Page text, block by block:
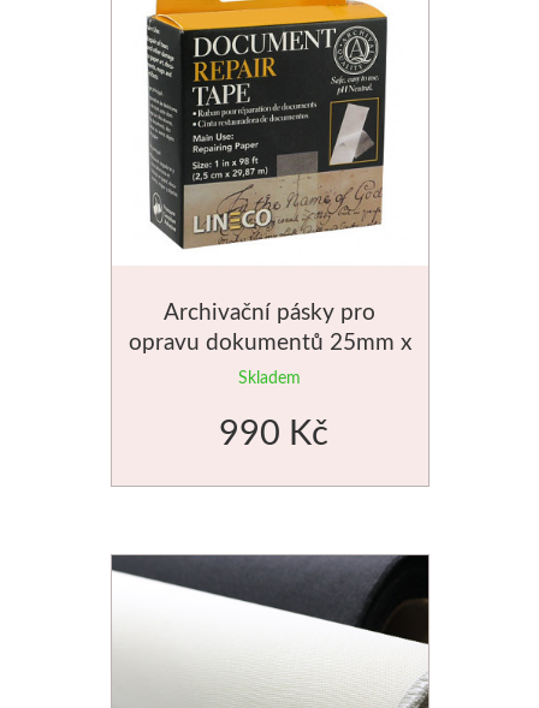
Archivační pásky pro
opravu dokumentů 25mm x
30m
Skladem
990 Kč